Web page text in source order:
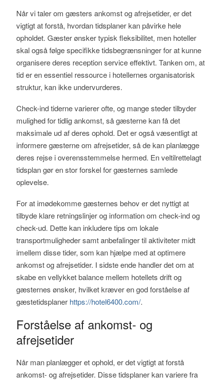
Når vi taler om gæsters ankomst og afrejsetider, er det
vigtigt at forstå, hvordan tidsplaner kan påvirke hele
opholdet. Gæster ønsker typisk fleksibilitet, men hoteller
skal også følge specifikke tidsbegrænsninger for at kunne
organisere deres reception service effektivt. Tanken om, at
tid er en essentiel ressource i hotellernes organisatorisk
struktur, kan ikke undervurderes.
Check-ind tiderne varierer ofte, og mange steder tilbyder
mulighed for tidlig ankomst, så gæsterne kan få det
maksimale ud af deres ophold. Det er også væsentligt at
informere gæsterne om afrejsetider, så de kan planlægge
deres rejse i overensstemmelse hermed. En veltilrettelagt
tidsplan gør en stor forskel for gæsternes samlede
oplevelse.
For at imødekomme gæsternes behov er det nyttigt at
tilbyde klare retningslinjer og information om check-ind og
check-ud. Dette kan inkludere tips om lokale
transportmuligheder samt anbefalinger til aktiviteter midt
imellem disse tider, som kan hjælpe med at optimere
ankomst og afrejsetider. I sidste ende handler det om at
skabe en vellykket balance mellem hotellets drift og
gæsternes ønsker, hvilket kræver en god forståelse af
gæstetidsplaner https://hotel6400.com/.
Forståelse af ankomst- og
afrejsetider
Når man planlægger et ophold, er det vigtigt at forstå
ankomst- og afrejsetider. Disse tidsplaner kan variere fra